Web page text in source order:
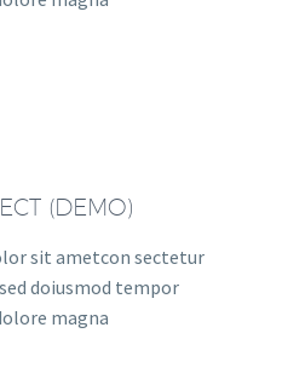
(DEMO)
sit ametcon sectetur
doiusmod tempor
magna